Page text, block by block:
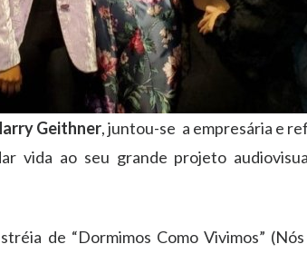
Geithner, juntou-se a empresária e
vida ao seu grande projeto
de “Dormimos Como Vivimos”